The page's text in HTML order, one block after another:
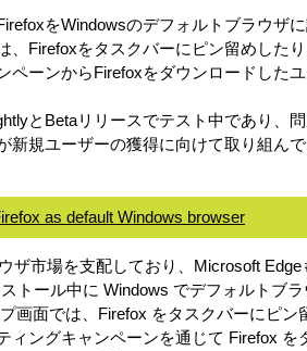
をWindowsのデフォルトブラウザ
、Firefoxをタスクバーにピン留めした
ペーンからFirefoxをダウンロードした
とBetaリリースでテスト中であり、
新規ユーザーの獲得に向けて取り組ん
as default Windows browser
ザ市場を支配しており、Microsoft
トール中に Windows でデフォルトブ
画面では、Firefox をタスクバーにピ
ィングキャンペーンを通じて Firefox